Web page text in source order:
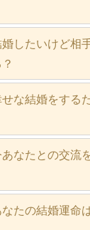
婚したいけど相
な結婚をする
なたとの交流
たの結婚運命